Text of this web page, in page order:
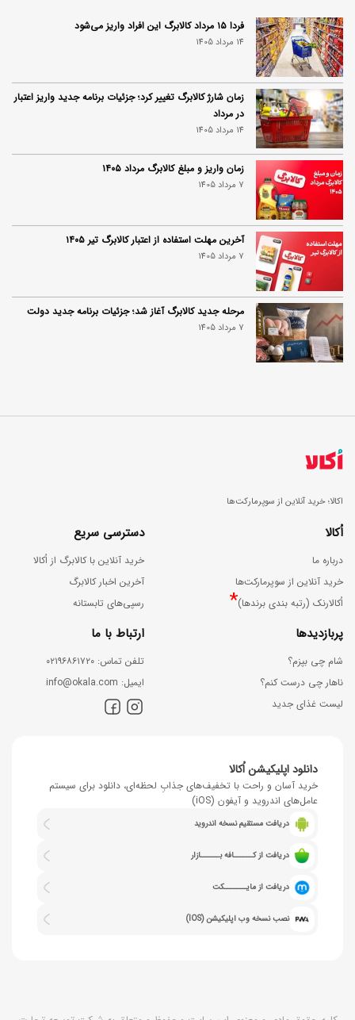
فردا ۱۵ مرداد کالابرگ این افراد واریز می‌شود
14 مرداد 1405
زمان شارژ کالابرگ تغییر کرد؛ جزئیات برنامه جدید واریز اعتبار
در مرداد
14 مرداد 1405
زمان واریز و مبلغ کالابرگ مرداد ۱۴۰۵
7 مرداد 1405
آخرین مهلت استفاده از اعتبار کالابرگ تیر ۱۴۰۵
7 مرداد 1405
مرحله جدید کالابرگ آغاز شد؛ جزئیات برنامه جدید دولت
7 مرداد 1405
اکالا؛ خرید آنلاین از سوپرمارکت‌ها
اُکالا
درباره ما
خرید آنلاین از سوپرمارکت‌ها
اُکالارنک (رتبه بندی برندها)*
دسترسی سریع
خرید آنلاین با کالابرگ از اُکالا
آخرین اخبار کالابرگ
رسپی‌های تابستانه
پربازدیدها
شام چی بپزم؟
ناهار چی درست کنم؟
لیست غذای جدید
ارتباط با ما
ﺗﻠﻔﻦ ﺗﻤﺎس: ۰۲۱۹۶۸۶۱۷۲۰
اﯾﻤﯿﻞ: info@okala.com
دانلود اپلیکیشن اُکالا
خرید آسان و راحت با تخفیف‌های جذابِ لحظه‌ای، دانلود برای سیستم
عامل‌های اندروید و آیفون (iOS)
دریافت مستقیم نسخه اندروید
دریافت از کــــــافه بــــــازار
دریافت از مایـــــــکت
نصب نسخه وب اپلیکیشن (IOS)